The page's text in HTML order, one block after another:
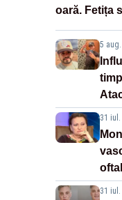
oară. Fetița
5
31 iul.
31 iul.